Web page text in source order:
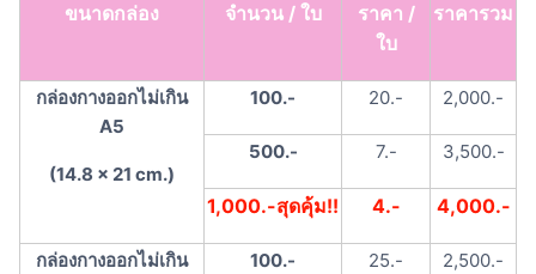
ขนาดกล่อง จำนวน / ใบ
ราคา /
ใบ
ราคารวม
กล่องกางออกไม่เกิน
A5
(14.8 x 21 cm.)
100.- 20.- 2,000.-
500.- 7.- 3,500.-
1,000.-สุดคุ้ม!! 4.- 4,000.-
กล่องกางออกไม่เกิน
100.- 25.- 2,500.-